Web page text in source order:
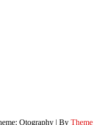
Otography | By Theme